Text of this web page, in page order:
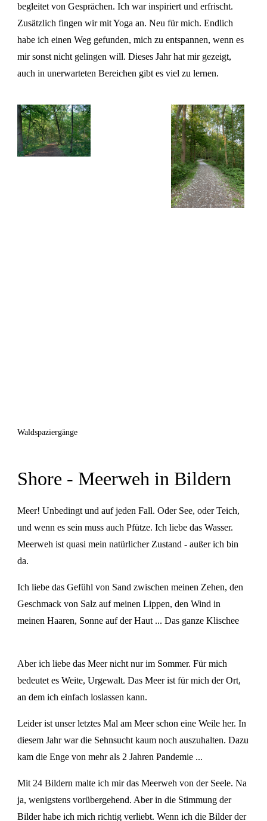
begleitet von Gesprächen. Ich war inspiriert und erfrischt.
Zusätzlich fingen wir mit Yoga an. Neu für mich. Endlich
habe ich einen Weg gefunden, mich zu entspannen, wenn es
mir sonst nicht gelingen will. Dieses Jahr hat mir gezeigt,
auch in unerwarteten Bereichen gibt es viel zu lernen.
Waldspaziergänge
Shore - Meerweh in Bildern
Meer! Unbedingt und auf jeden Fall. Oder See, oder Teich,
und wenn es sein muss auch Pfütze. Ich liebe das Wasser.
Meerweh ist quasi mein natürlicher Zustand - außer ich bin
da.
Ich liebe das Gefühl von Sand zwischen meinen Zehen, den
Geschmack von Salz auf meinen Lippen, den Wind in
meinen Haaren, Sonne auf der Haut ... Das ganze Klischee
Aber ich liebe das Meer nicht nur im Sommer. Für mich
bedeutet es Weite, Urgewalt. Das Meer ist für mich der Ort,
an dem ich einfach loslassen kann.
Leider ist unser letztes Mal am Meer schon eine Weile her. In
diesem Jahr war die Sehnsucht kaum noch auszuhalten. Dazu
kam die Enge von mehr als 2 Jahren Pandemie ...
Mit 24 Bildern malte ich mir das Meerweh von der Seele. Na
ja, wenigstens vorübergehend. Aber in die Stimmung der
Bilder habe ich mich richtig verliebt. Wenn ich die Bilder der